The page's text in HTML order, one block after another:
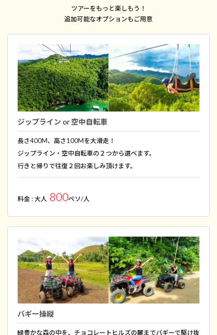
ツアーをもっと楽しもう！
追加可能なオプションもご用意
ジップライン or 空中自転車
長さ400M、高さ100Mを大滑走！
ジップライン・空中自転車の２つから選べます。
行きと帰りで往復２回お楽しみ頂けます。
料金 : 大人 800ペソ/人
バギー操縦
緑豊かな森の中を、チョコレートヒルズの麓までバギーで駆け抜